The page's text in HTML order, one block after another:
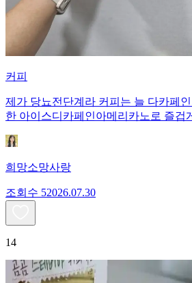
커피
제가 당뇨전단계라 커피는 늘 다카페
한 아이스디카페인아메리카노로 즐
희망소망사랑
조회수 52026.07.30
14